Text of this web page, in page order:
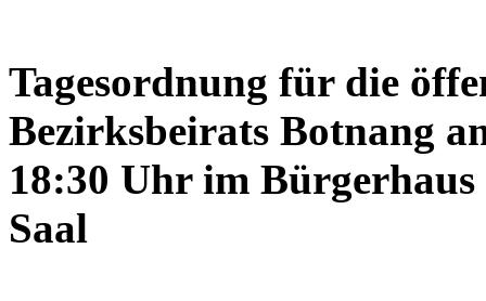
Tagesordnung für die
Bezirksbeirats Botnang
18:30 Uhr im
Saal